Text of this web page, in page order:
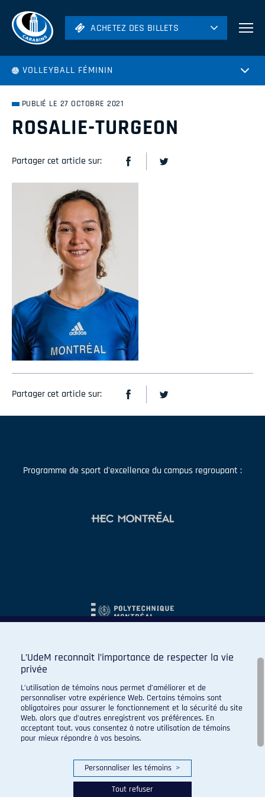
ACHETEZ DES BILLETS
Hockey
ACHETEZ DES BILLETS
VOLLEYBALL FÉMININ
PUBLIÉ LE 27 OCTOBRE 2021
ROSALIE-TURGEON
Partager cet article sur:
Partager cet article sur:
Programme de sport d'excellence du campus regroupant :
L’UdeM reconnaît l’importance de respecter la vie
privée
L’utilisation de témoins nous permet d’améliorer et de
personnaliser votre expérience Web. Certains témoins sont
obligatoires pour assurer le fonctionnement et la sécurité du site
Web, alors que d’autres enregistrent vos préférences. En
acceptant tout, vous consentez à notre utilisation de témoins
pour mieux répondre à vos besoins.
Personnaliser les témoins >
Tout refuser